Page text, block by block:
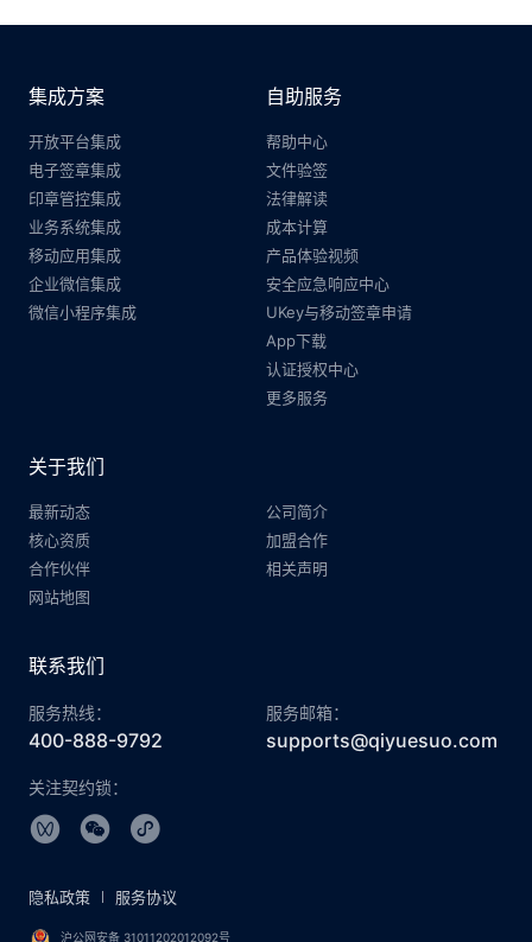
集成方案
开放平台集成
电子签章集成
印章管控集成
业务系统集成
移动应用集成
企业微信集成
微信小程序集成
自助服务
帮助中心
文件验签
法律解读
成本计算
产品体验视频
安全应急响应中心
UKey与移动签章申请
App下载
认证授权中心
更多服务
关于我们
最新动态
公司简介
核心资质
加盟合作
合作伙伴
相关声明
网站地图
联系我们
服务热线：
400-888-9792
服务邮箱：
supports@qiyuesuo.com
关注契约锁：
沪公网安备 31011202012092号
隐私政策 服务协议